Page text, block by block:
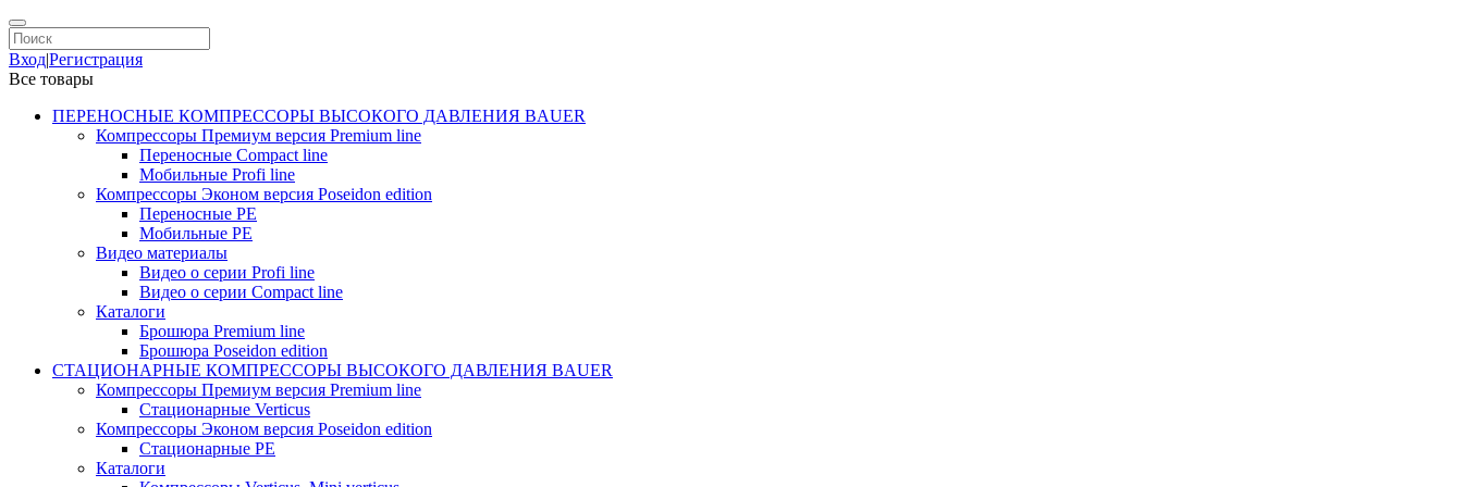
Вход|Регистрация
Все товары
ПЕРЕНОСНЫЕ КОМПРЕССОРЫ ВЫСОКОГО ДАВЛЕНИЯ BAUER
Компрессоры Премиум версия Premium line
Переносные Compact line
Мобильные Profi line
Компрессоры Эконом версия Poseidon edition
Переносные PE
Мобильные PE
Видео материалы
Видео о серии Profi line
Видео о серии Compact line
Каталоги
Брошюра Premium line
Брошюра Poseidon edition
СТАЦИОНАРНЫЕ КОМПРЕССОРЫ ВЫСОКОГО ДАВЛЕНИЯ BAUER
Компрессоры Премиум версия Premium line
Стационарные Verticus
Компрессоры Эконом версия Poseidon edition
Стационарные PE
Каталоги